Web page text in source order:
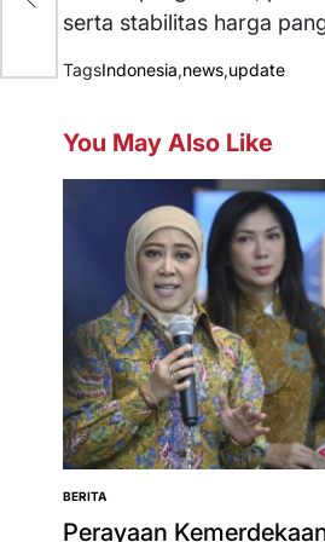
serta stabilitas harga
TagsIndonesia,news,update
You May Also Like
POSTED
IN
BERITA
Perayaan